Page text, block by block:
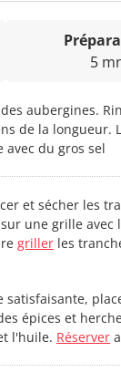
5
aubergines.
de la longueur.
avec du gros sel
et sécher les
une grille
griller les
satisfaisante,
épices et
l'huile. Réserver